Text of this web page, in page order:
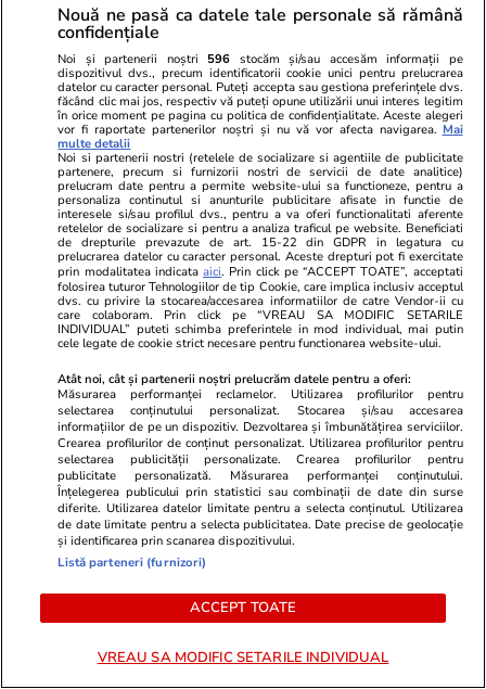
cu fructe şi plante aromatice
pentru vară
Exclusiv
Știri România
Primăria Capitalei a anunțat ce
se întâmplă cu blocul din
Rahova, afectat de explozia de
acum 9 luni, și cât a plătit pe
chiriile locatarilor evacuați
Știri România
Trei bărbați, de origine română
și albaneză, prinși cu peste 111
kilograme de cocaină și 19.000
euro ascunși în cabina unui TIR,
în Italia
Știri România 16 iul.
Doi tineri din București plecați
în excursie pe Transalpina au
Nouă ne pasă ca datele tale personale să rămână
confidențiale
Noi și partenerii noștri 596 stocăm și/sau accesăm informații pe
dispozitivul dvs., precum identificatorii cookie unici pentru prelucrarea
datelor cu caracter personal. Puteți accepta sau gestiona preferințele dvs.
făcând clic mai jos, respectiv vă puteți opune utilizării unui interes legitim
în orice moment pe pagina cu politica de confidențialitate. Aceste alegeri
vor fi raportate partenerilor noștri și nu vă vor afecta navigarea. Mai
multe detalii
Noi si partenerii nostri (retelele de socializare si agentiile de publicitate
partenere, precum si furnizorii nostri de servicii de date analitice)
prelucram date pentru a permite website-ului sa functioneze, pentru a
personaliza continutul si anunturile publicitare afisate in functie de
interesele si/sau profilul dvs., pentru a va oferi functionalitati aferente
retelelor de socializare si pentru a analiza traficul pe website. Beneficiati
de drepturile prevazute de art. 15-22 din GDPR in legatura cu
prelucrarea datelor cu caracter personal. Aceste drepturi pot fi exercitate
prin modalitatea indicataaici. Prin click pe “ACCEPT TOATE”, acceptati
folosirea tuturor Tehnologiilor de tip Cookie, care implica inclusiv acceptul
dvs. cu privire la stocarea/accesarea informatiilor de catre Vendor-ii cu
care colaboram. Prin click pe “VREAU SA MODIFIC SETARILE
INDIVIDUAL” puteti schimba preferintele in mod individual, mai putin
cele legate de cookie strict necesare pentru functionarea website-ului.
Atât noi, cât și partenerii noștri prelucrăm datele pentru a oferi:
Măsurarea performanței reclamelor. Utilizarea profilurilor pentru
selectarea conținutului personalizat. Stocarea și/sau accesarea
informațiilor de pe un dispozitiv. Dezvoltarea și îmbunătățirea serviciilor.
Crearea profilurilor de conținut personalizat. Utilizarea profilurilor pentru
selectarea publicității personalizate. Crearea profilurilor pentru
publicitate personalizată. Măsurarea performanței conținutului.
Înțelegerea publicului prin statistici sau combinații de date din surse
diferite. Utilizarea datelor limitate pentru a selecta conținutul. Utilizarea
de date limitate pentru a selecta publicitatea. Date precise de geolocație
și identificarea prin scanarea dispozitivului.
Listă parteneri (furnizori)
ACCEPT TOATE
VREAU SA MODIFIC SETARILE INDIVIDUAL